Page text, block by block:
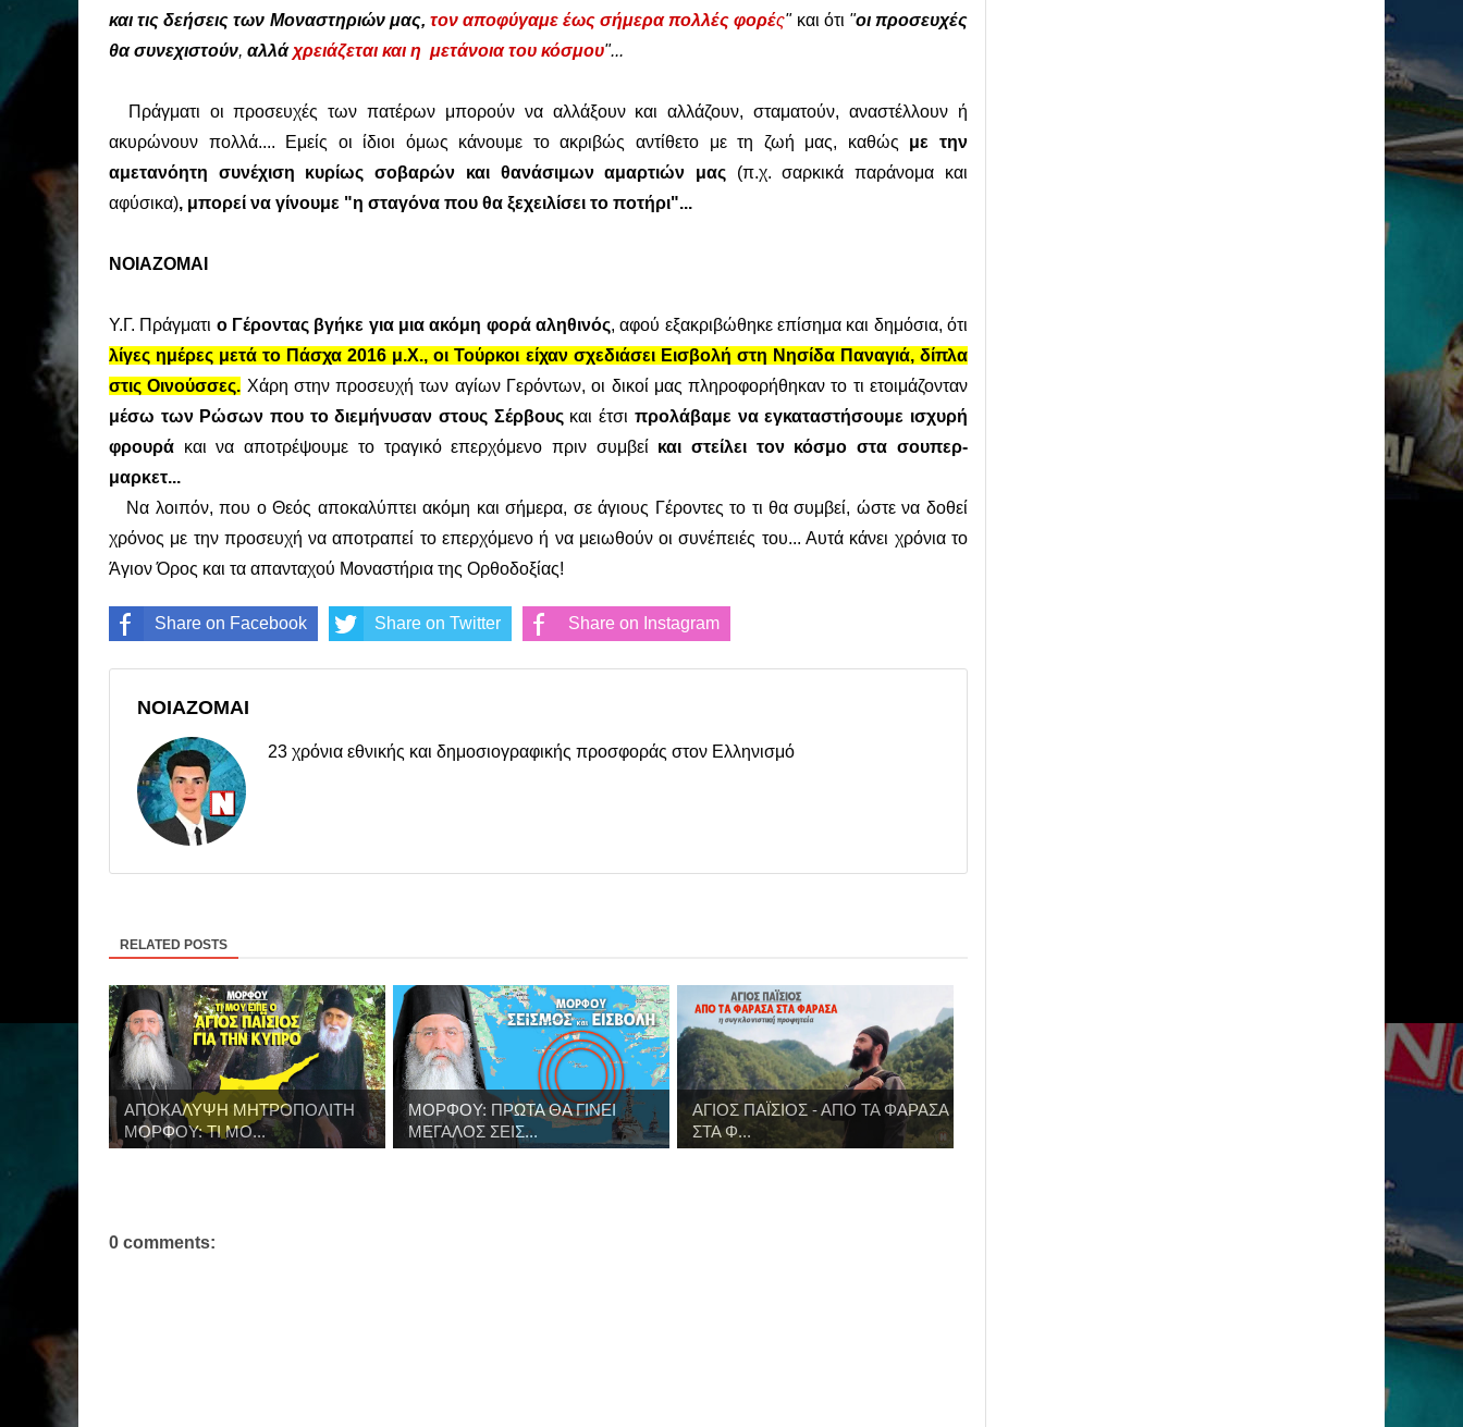
και τις δεήσεις των Μοναστηριών μας, τον αποφύγαμε έως σήμερα πολλές φορές"και ότι "οι προσευχές
θα συνεχιστούν, αλλά χρειάζεται και η μετάνοια του κόσμου"...
Πράγματι οι προσευχές των πατέρων μπορούν να αλλάξουν και αλλάζουν, σταματούν, αναστέλλουν ή
ακυρώνουν πολλά.... Εμείς οι ίδιοι όμως κάνουμε το ακριβώς αντίθετο με τη ζωή μας, καθώς με την
αμετανόητη συνέχιση κυρίως σοβαρών και θανάσιμων αμαρτιών μας (π.χ. σαρκικά παράνομα και
αφύσικα), μπορεί να γίνουμε "η σταγόνα που θα ξεχειλίσει το ποτήρι"...
ΝΟΙΑΖΟΜΑΙ
Υ.Γ. Πράγματι ο Γέροντας βγήκε για μια ακόμη φορά αληθινός, αφού εξακριβώθηκε επίσημα και δημόσια, ότι
λίγες ημέρες μετά το Πάσχα 2016 μ.Χ., οι Τούρκοι είχαν σχεδιάσει Εισβολή στη Νησίδα Παναγιά, δίπλα
στις Οινούσσες. Χάρη στην προσευχή των αγίων Γερόντων, οι δικοί μας πληροφορήθηκαν το τι ετοιμάζονταν
μέσω των Ρώσων που το διεμήνυσαν στους Σέρβουςκαι έτσι προλάβαμε να εγκαταστήσουμε ισχυρή
φρουρά και να αποτρέψουμε το τραγικό επερχόμενο πριν συμβεί και στείλει τον κόσμο στα σουπερ-
μαρκετ...
Να λοιπόν, που ο Θεός αποκαλύπτει ακόμη και σήμερα, σε άγιους Γέροντες το τι θα συμβεί, ώστε να δοθεί
χρόνος με την προσευχή να αποτραπεί το επερχόμενο ή να μειωθούν οι συνέπειές του... Αυτά κάνει χρόνια το
Άγιον Όρος και τα απανταχού Μοναστήρια της Ορθοδοξίας!
Share on Facebook Share on Twitter Share on Instagram
ΝΟΙΑΖΟΜΑΙ
23 χρόνια εθνικής και δημοσιογραφικής προσφοράς στον Ελληνισμό
RELATED POSTS
ΑΠΟΚΑΛΥΨΗ ΜΗΤΡΟΠΟΛΙΤΗ
ΜΟΡΦΟΥ: ΤΙ ΜΟ...
ΜΟΡΦΟΥ: ΠΡΩΤΑ ΘΑ ΓΙΝΕΙ
ΜΕΓΑΛΟΣ ΣΕΙΣ...
ΑΓΙΟΣ ΠΑΪΣΙΟΣ - ΑΠΟ ΤΑ ΦΑΡΑΣΑ
ΣΤΑ Φ...
0 comments: